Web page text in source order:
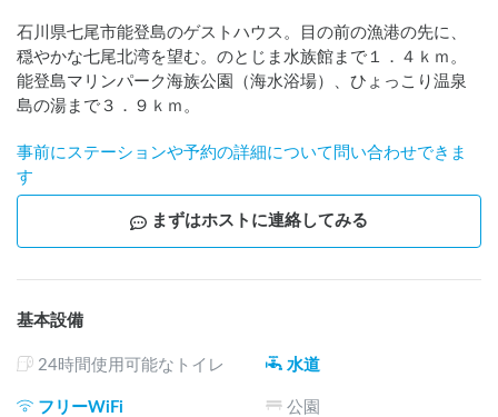
石川県七尾市能登島のゲストハウス。目の前の漁港の先に、
穏やかな七尾北湾を望む。のとじま水族館まで１．４ｋｍ。
能登島マリンパーク海族公園（海水浴場）、ひょっこり温泉
島の湯まで３．９ｋｍ。
事前にステーションや予約の詳細について問い合わせできま
す
まずはホストに連絡してみる
基本設備
24時間使用可能なトイレ 水道
フリーWiFi 公園